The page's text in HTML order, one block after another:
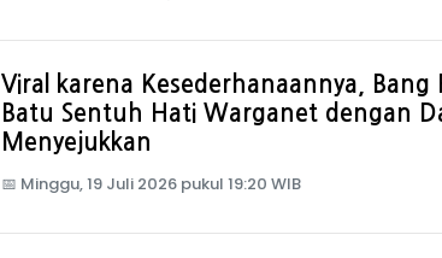
Viral karena Kesederhanaannya, Bang
Batu Sentuh Hati Warganet dengan
Menyejukkan
📅 Minggu, 19 Juli 2026 pukul 19:20 WIB